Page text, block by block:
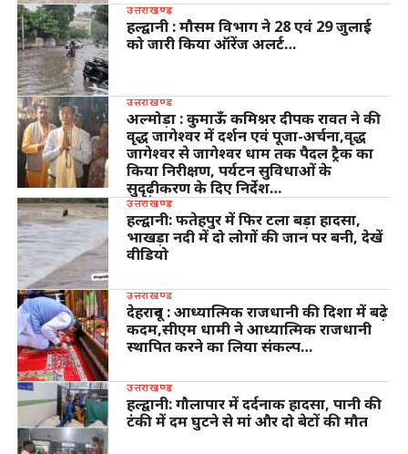
उत्तराखण्ड
हल्द्वानी : मौसम विभाग ने 28 एवं 29 जुलाई
को जारी किया ऑरेंज अलर्ट…
उत्तराखण्ड
अल्मोड़ा : कुमाऊँ कमिश्नर दीपक रावत ने की
वृद्ध जागेश्वर में दर्शन एवं पूजा-अर्चना,वृद्ध
जागेश्वर से जागेश्वर धाम तक पैदल ट्रैक का
किया निरीक्षण, पर्यटन सुविधाओं के
सुदृढ़ीकरण के दिए निर्देश…
उत्तराखण्ड
हल्द्वानी: फतेहपुर में फिर टला बड़ा हादसा,
भाखड़ा नदी में दो लोगों की जान पर बनी, देखें
वीडियो
उत्तराखण्ड
देहरादून : आध्यात्मिक राजधानी की दिशा में बढ़े
कदम,सीएम धामी ने आध्यात्मिक राजधानी
स्थापित करने का लिया संकल्प…
उत्तराखण्ड
हल्द्वानी: गौलापार में दर्दनाक हादसा, पानी की
टंकी में दम घुटने से मां और दो बेटों की मौत